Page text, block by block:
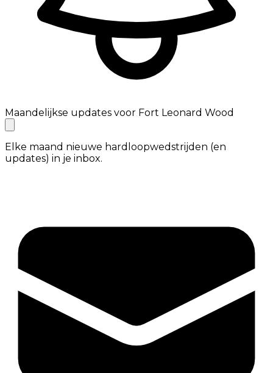
Maandelijkse updates voor Fort Leonard Wood
Elke maand nieuwe hardloopwedstrijden (en
updates) in je inbox.